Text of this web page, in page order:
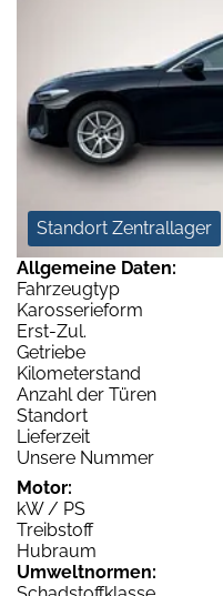
Standort Zentrallager
Allgemeine Daten:
Fahrzeugtyp
Karosserieform
Erst-Zul.
Getriebe
Kilometerstand
Anzahl der Türen
Standort
Lieferzeit
Unsere Nummer
Motor:
kW / PS
Treibstoff
Hubraum
Umweltnormen: